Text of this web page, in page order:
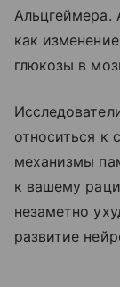
Альцгеймера.
как
глюкозы в
относиться к
механизмы
к вашему
незаметно
развитие